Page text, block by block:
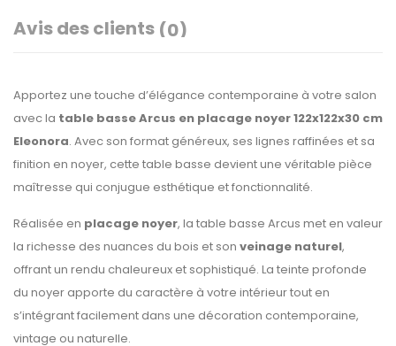
Avis des clients (0)
Apportez une touche d’élégance contemporaine à votre salon
avec la table basse Arcus en placage noyer 122x122x30 cm
Eleonora. Avec son format généreux, ses lignes raffinées et sa
finition en noyer, cette table basse devient une véritable pièce
maîtresse qui conjugue esthétique et fonctionnalité.
Réalisée en placage noyer, la table basse Arcus met en valeur
la richesse des nuances du bois et son veinage naturel,
offrant un rendu chaleureux et sophistiqué. La teinte profonde
du noyer apporte du caractère à votre intérieur tout en
s’intégrant facilement dans une décoration contemporaine,
vintage ou naturelle.